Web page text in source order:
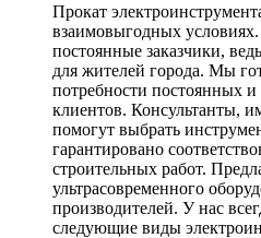
Прокат
взаимовыгодных
постоянные заказчики,
для жителей города. Мы
потребности постоянных
клиентов. Консультанты,
помогут выбрать
гарантировано
строительных работ.
ультрасовременного
производителей. У нас
следующие виды